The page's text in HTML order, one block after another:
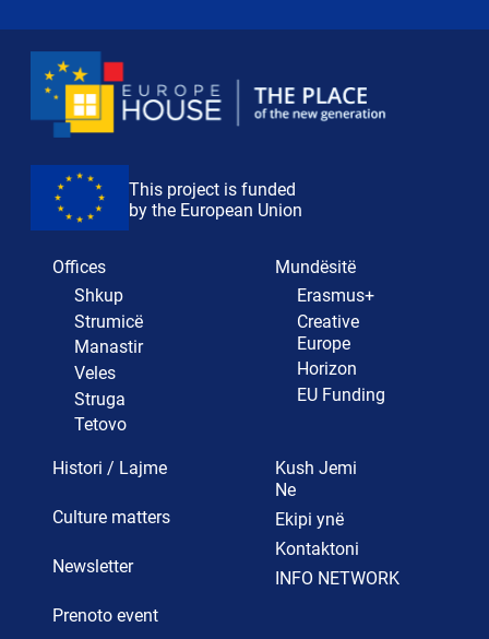
This project is funded
by the European Union
Offices
Shkup
Strumicë
Manastir
Veles
Struga
Tetovo
Mundësitë
Erasmus+
Creative
Europe
Horizon
EU Funding
Histori / Lajme
Culture matters
Newsletter
Prenoto event
Kush Jemi
Ne
Ekipi ynë
Kontaktoni
INFO NETWORK